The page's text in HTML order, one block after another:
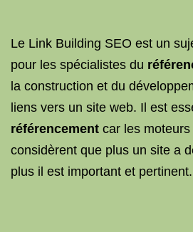
Le Link Building SEO est un
pour les spécialistes du
la construction et du
liens vers un site web. Il est
référencement car les
considèrent que plus un site a
plus il est important et pertinent.